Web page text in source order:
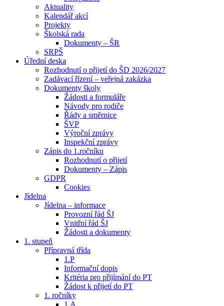
Aktuality
Kalendář akcí
Projekty
Školská rada
Dokumenty – ŠR
SRPŠ
Úřední deska
Rozhodnutí o přijetí do ŠD 2026/2027
Zadávací řízení – veřejná zakázka
Dokumenty školy
Žádosti a formuláře
Návody pro rodiče
Řády a směrnice
ŠVP
Výroční zprávy
Inspekční zprávy
Zápis do 1.ročníku
Rozhodnutí o přijetí
Dokumenty – Zápis
GDPR
Cookies
Jídelna
Jídelna – informace
Provozní řád ŠJ
Vnitřní řád ŠJ
Žádosti a dokumenty
1. stupeň
Přípravná třída
1.P
Informační dopis
Kritéria pro přijímání do PT
Žádost k přijetí do PT
1. ročníky
1.A